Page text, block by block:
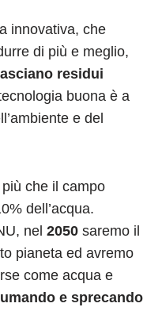
innovativa, che
di più e meglio,
residui
buona è a
e del
che il campo
dell’acqua.
nel 2050 saremo il
pianeta ed avremo
come acqua e
e sprecando